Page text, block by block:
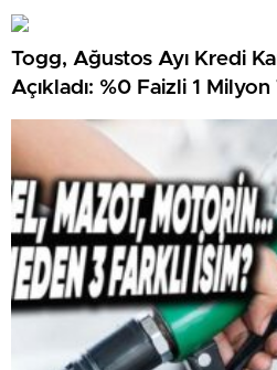
Milyon TL…
Togg, Ağustos Ayı Kredi
Açıkladı: %0 Faizli 1